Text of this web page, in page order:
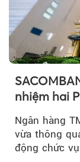
nhiệm hai
Ngân hàng
vừa thông
động chức